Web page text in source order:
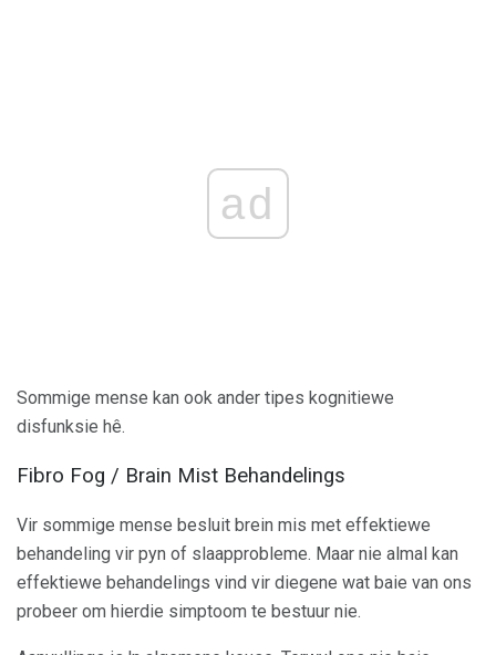
ad
Sommige mense kan ook ander tipes kognitiewe
disfunksie hê.
Fibro Fog / Brain Mist Behandelings
Vir sommige mense besluit brein mis met effektiewe
behandeling vir pyn of slaapprobleme. Maar nie almal kan
effektiewe behandelings vind vir diegene wat baie van ons
probeer om hierdie simptoom te bestuur nie.